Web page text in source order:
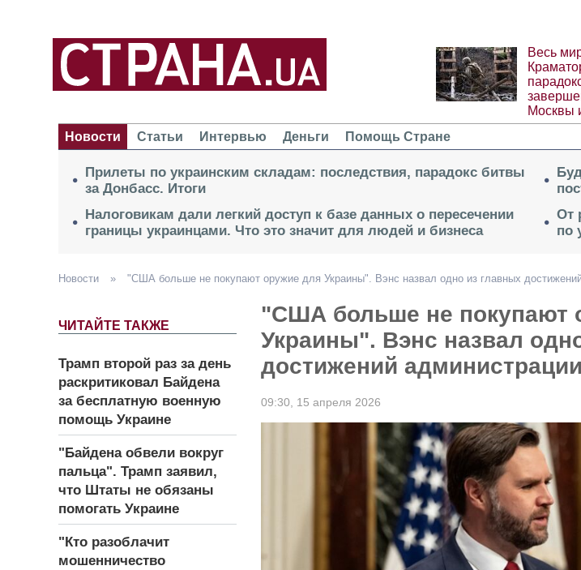
Весь
Москвы
Новости Статьи Интервью Деньги Помощь Стране
Прилеты по украинским складам: последствия, парадокс битвы
за Донбасс. Итоги
Налоговикам дали легкий доступ к базе данных о пересечении
границы украинцами. Что это значит для людей и бизнеса
От
по
Новости » "США больше не покупают оружие для Украины". Вэнс назвал одно из главных
ЧИТАЙТЕ ТАКЖЕ
Трамп второй раз за день
раскритиковал Байдена
за бесплатную военную
помощь Украине
"Байдена обвели вокруг
пальца". Трамп заявил,
что Штаты не обязаны
помогать Украине
"Кто разоблачит
мошенничество
"США больше не покупают
Украины". Вэнс назвал
достижений
09:30, 15 апреля 2026